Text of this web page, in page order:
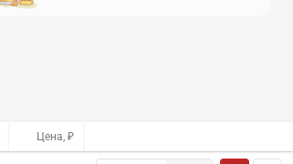
Цена, ₽